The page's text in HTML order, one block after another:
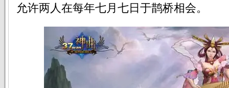
允许两人在每年七月七日于鹊桥相会。